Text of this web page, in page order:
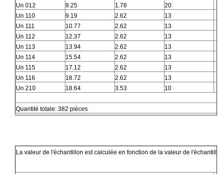
Un 012
9.25 1.78
20
Un 110
9.19 2.62
13
Un 111
10.77 2.62
13
Un 112
12.37 2.62
13
Un 113
13.94 2.62
13
Un 114
15.54 2.62
13
Un 115
17.12 2.62
13
Un 116
18.72 2.62
13
Un 210
18.64 3.53 10
Quantité totale: 382 pièces
La valeur de l'échantillon est calculée en fonction de la valeur de